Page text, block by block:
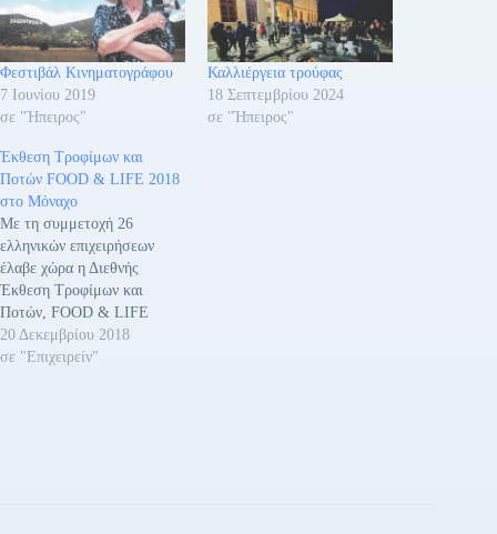
Φεστιβάλ Κινηματογράφου
7 Ιουνίου 2019
σε "Ήπειρος"
Καλλιέργεια τρούφας
18 Σεπτεμβρίου 2024
σε "Ήπειρος"
Έκθεση Τροφίμων και
Ποτών FOOD & LIFE 2018
στο Μόναχο
Με τη συμμετοχή 26
ελληνικών επιχειρήσεων
έλαβε χώρα η Διεθνής
Έκθεση Τροφίμων και
Ποτών, FOOD & LIFE
2018, που
πραγματοποιήθηκε στο
20 Δεκεμβρίου 2018
σε "Επιχειρείν"